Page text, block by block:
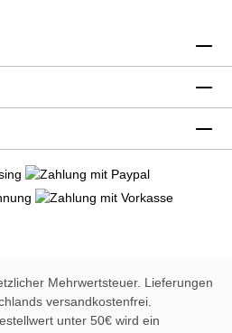
Mehrwertsteuer. Lieferungen
versandkostenfrei.
unter 50€ wird ein